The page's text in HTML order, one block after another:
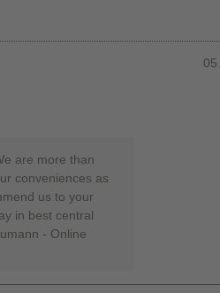
are more than
conveniences as
us to your
in best central
- Online